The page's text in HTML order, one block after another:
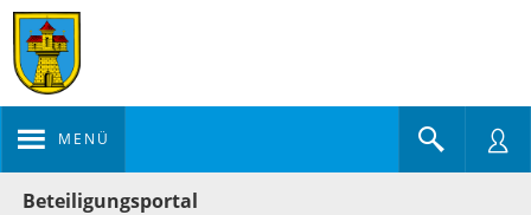
MENÜ
Beteiligungsportal